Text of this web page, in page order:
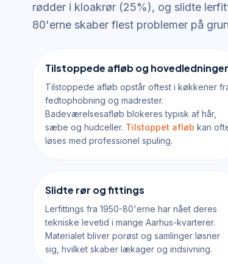
rødder i kloakrør (25%), og slidte
80'erne skaber flest problemer på
Tilstoppede afløb og hovedledninger
Tilstoppede afløb opstår oftest i køkkener
fedtophobning og madrester.
Badeværelsesafløb blokeres typisk af hår,
sæbe og hudceller. Tilstoppet afløb kan
løses med professionel spuling.
Slidte rør og fittings
Lerfittings fra 1950-80'erne har nået deres
tekniske levetid i mange Aarhus-kvarterer.
Materialet bliver porøst og samlinger løsner
sig, hvilket skaber lækager og indsivning.